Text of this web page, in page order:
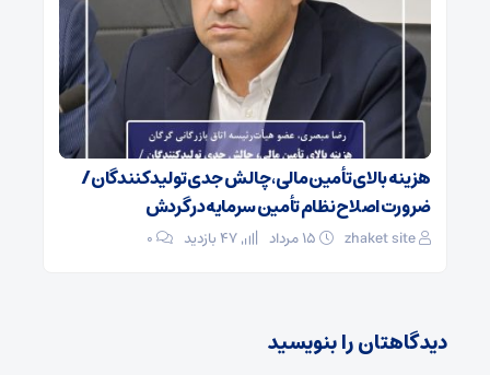
هزینه بالای تأمین مالی، چالش جدی تولیدکنندگان /
ضرورت اصلاح نظام تأمین سرمایه در گردش
zhaket site ۰
دیدگاهتان را بنویسید